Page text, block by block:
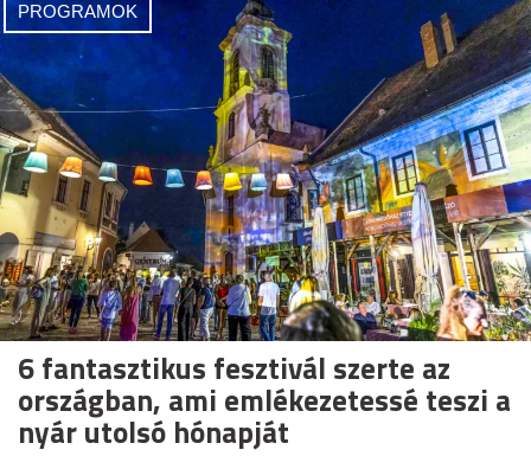
PROGRAMOK
6 fantasztikus fesztivál szerte az
országban, ami emlékezetessé teszi a
nyár utolsó hónapját